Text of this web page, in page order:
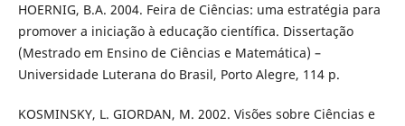
HOERNIG, B.A. 2004. Feira de Ciências: uma estratégia para
promover a iniciação à educação científica. Dissertação
(Mestrado em Ensino de Ciências e Matemática) –
Universidade Luterana do Brasil, Porto Alegre, 114 p.
KOSMINSKY, L. GIORDAN, M. 2002. Visões sobre Ciências e